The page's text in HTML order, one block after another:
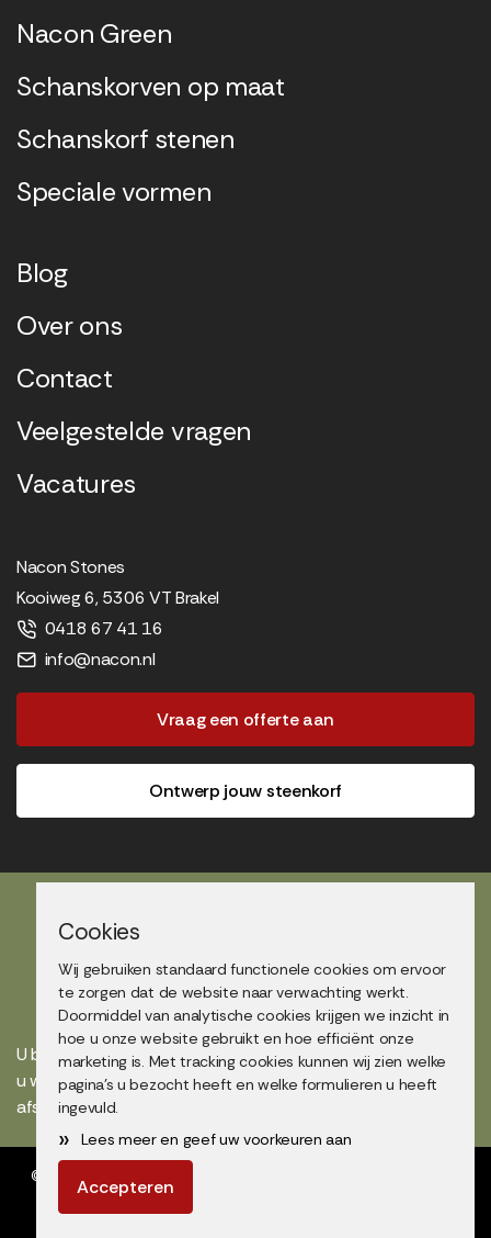
Nacon Green
Schanskorven op maat
Schanskorf stenen
Speciale vormen
Blog
Over ons
Contact
Veelgestelde vragen
Vacatures
Nacon Stones
Kooiweg 6, 5306 VT Brakel
0418 67 41 16
info@nacon.nl
Vraag een offerte aan
Ontwerp jouw steenkorf
Showtuin bezoek
U bent altijd van harte welkom in onze showtuin maar maakt
u wel even een afspraak voor uw bezoek? Bel voor een
afspraak op0418 67 41 16
© Copyright 2026 Nacon Steenkorven | Schanskorven |
voorwaarden
Van deze website is
Cookies
Wij gebruiken standaard functionele cookies om ervoor
te zorgen dat de website naar verwachting werkt.
Doormiddel van analytische cookies krijgen we inzicht in
hoe u onze website gebruikt en hoe efficiënt onze
marketing is. Met tracking cookies kunnen wij zien welke
pagina's u bezocht heeft en welke formulieren u heeft
ingevuld.
» Lees meer en geef uw voorkeuren aan
Accepteren